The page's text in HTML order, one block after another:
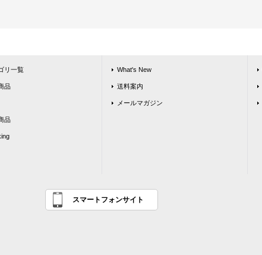
リ一覧
品
品
What's New
送料案内
メールマガジン
スマートフォンサイト